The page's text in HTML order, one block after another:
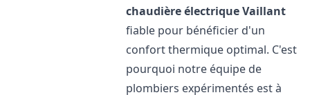
chaudière électrique Vaillant
fiable pour bénéficier d'un
confort thermique optimal. C'est
pourquoi notre équipe de
plombiers expérimentés est à